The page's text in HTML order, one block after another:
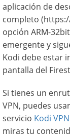
aplicación de
completo
opción ARM-
emergente y
Kodi debe estar
pantalla del
Si tienes un
VPN, puedes
servicio Kodi
miras tu